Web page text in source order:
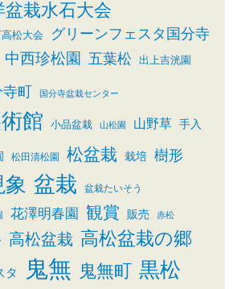
栽水石大会
松大会 グリーンフェスタ国分寺
中西珍松園 五葉松 出上吉洸園
寺町 国分寺盆栽センター
館 小品盆栽 山松園 山野草 手入
松田清松園 松盆栽 栽培 樹形
盆栽 盆栽たいそう
花澤明春園 観賞 販売 赤松
高松盆栽 高松盆栽の郷
タ 鬼無 鬼無町 黒松